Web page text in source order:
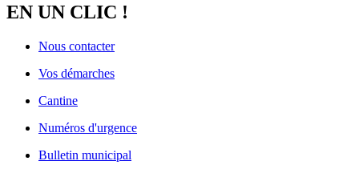
EN UN CLIC !
Nous contacter
Vos démarches
Cantine
Numéros d'urgence
Bulletin municipal